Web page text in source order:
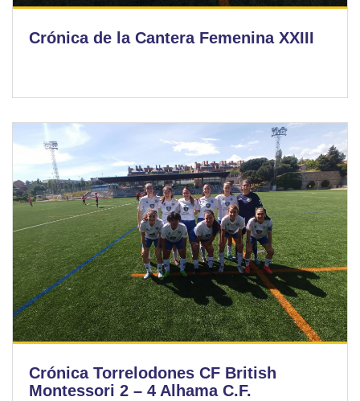
Crónica de la Cantera Femenina XXIII
Crónica Torrelodones CF British
Montessori 2 – 4 Alhama C.F.